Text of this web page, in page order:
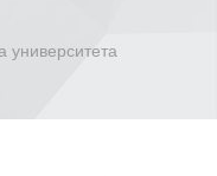
университета